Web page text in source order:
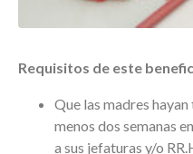
Requisitos de este
Que las madres
menos dos semanas
a sus jefaturas y/o